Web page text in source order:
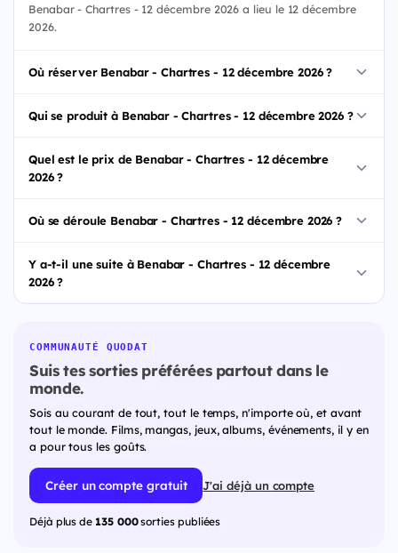
Benabar - Chartres - 12 décembre 2026 a lieu le 12 décembre
2026.
Où réserver Benabar - Chartres - 12 décembre 2026 ?
Qui se produit à Benabar - Chartres - 12 décembre 2026 ?
Quel est le prix de Benabar - Chartres - 12 décembre
2026 ?
Où se déroule Benabar - Chartres - 12 décembre 2026 ?
Y a-t-il une suite à Benabar - Chartres - 12 décembre
2026 ?
COMMUNAUTÉ QUODAT
Suis tes sorties préférées partout dans le
monde.
Sois au courant de tout, tout le temps, n'importe où, et avant
tout le monde. Films, mangas, jeux, albums, événements, il y en
a pour tous les goûts.
Créer un compte gratuit J'ai déjà un compte
Déjà plus de 135 000sorties publiées